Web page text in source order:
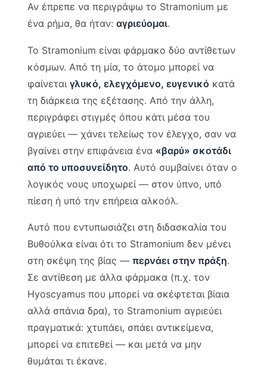
Αν έπρεπε να περιγράψω το Stramonium με
ένα ρήμα, θα ήταν:αγριεύομαι.
Το Stramonium είναι φάρμακο δύο αντίθετων
κόσμων. Από τη μία, το άτομο μπορεί να
φαίνεταιγλυκό, ελεγχόμενο, ευγενικό κατά
τη διάρκεια της εξέτασης. Από την άλλη,
περιγράφει στιγμές όπου κάτι μέσα του
αγριεύει — χάνει τελείως τον έλεγχο, σαν να
βγαίνει στην επιφάνεια ένα «βαρύ» σκοτάδι
από το υποσυνείδητο. Αυτό συμβαίνει όταν ο
λογικός νους υποχωρεί — στον ύπνο, υπό
πίεση ή υπό την επήρεια αλκοόλ.
Αυτό που εντυπωσιάζει στη διδασκαλία του
Βυθούλκα είναι ότι το Stramonium δεν μένει
στη σκέψη της βίας —περνάει στην πράξη.
Σε αντίθεση με άλλα φάρμακα (π.χ. τον
Hyoscyamus που μπορεί να σκέφτεται βίαια
αλλά σπάνια δρα), το Stramonium αγριεύει
πραγματικά: χτυπάει, σπάει αντικείμενα,
μπορεί να επιτεθεί — και μετά να μην
θυμάται τι έκανε.